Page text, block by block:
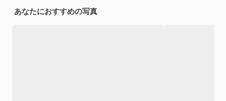
あなたにおすすめの写真